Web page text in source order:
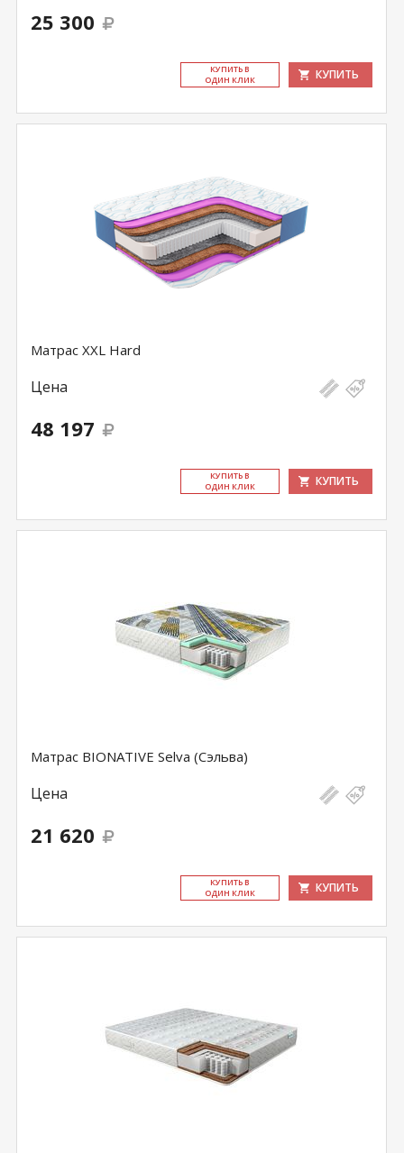
25 300
КУ­ПИТЬ В
ОДИН КЛИК
КУПИТЬ
Матрас XXL Hard
Цена
48 197
КУ­ПИТЬ В
ОДИН КЛИК
КУПИТЬ
Матрас BIONATIVE Selva (Сэльва)
Цена
21 620
КУ­ПИТЬ В
ОДИН КЛИК
КУПИТЬ